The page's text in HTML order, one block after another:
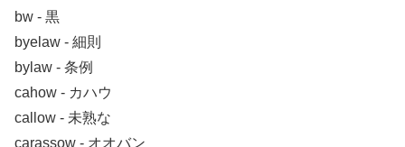
bw ‐ 黒
byelaw ‐ 細則
bylaw ‐ 条例
cahow ‐ カハウ
callow ‐ 未熟な
carassow ‐ オオバン